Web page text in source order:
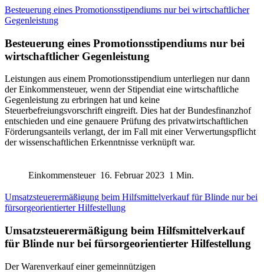
Besteuerung eines Promotionsstipendiums nur bei wirtschaftlicher
Gegenleistung
Besteuerung eines Promotionsstipendiums nur bei
wirtschaftlicher Gegenleistung
Leistungen aus einem Promotionsstipendium unterliegen nur dann
der Einkommensteuer, wenn der Stipendiat eine wirtschaftliche
Gegenleistung zu erbringen hat und keine
Steuerbefreiungsvorschrift eingreift. Dies hat der Bundesfinanzhof
entschieden und eine genauere Prüfung des privatwirtschaftlichen
Förderungsanteils verlangt, der im Fall mit einer Verwertungspflicht
der wissenschaftlichen Erkenntnisse verknüpft war.
Einkommensteuer 16. Februar 2023 1 Min.
Umsatzsteuerermäßigung beim Hilfsmittelverkauf für Blinde nur bei
fürsorgeorientierter Hilfestellung
Umsatzsteuerermäßigung beim Hilfsmittelverkauf
für Blinde nur bei fürsorgeorientierter Hilfestellung
Der Warenverkauf einer gemeinnützigen